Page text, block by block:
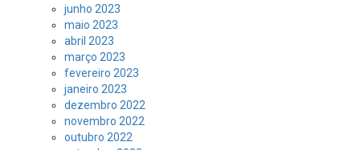
junho 2023
maio 2023
abril 2023
março 2023
fevereiro 2023
janeiro 2023
dezembro 2022
novembro 2022
outubro 2022